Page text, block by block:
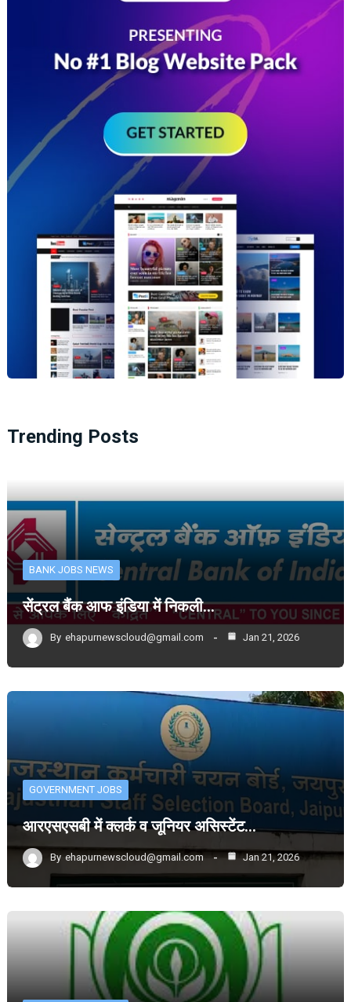
Trending Posts
BANK JOBS NEWS
सेंट्रल बैंक आफ इंडिया में निकली…
By ehapurnewscloud@gmail.com Jan 21, 2026
GOVERNMENT JOBS
आरएसएसबी में क्लर्क व जूनियर असिस्टेंट…
By ehapurnewscloud@gmail.com Jan 21, 2026